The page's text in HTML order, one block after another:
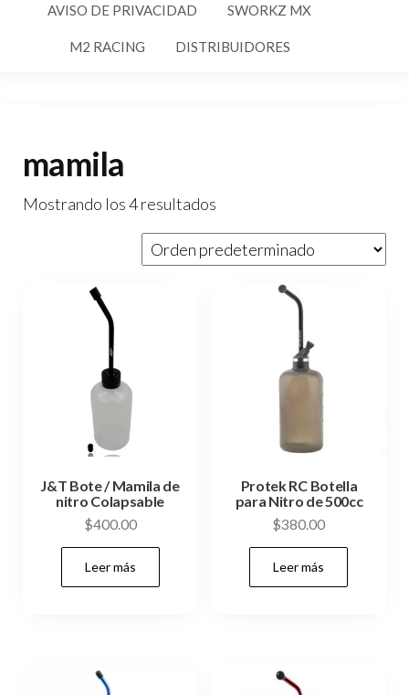
AVISO DE PRIVACIDAD SWORKZ MX
M2 RACING DISTRIBUIDORES
mamila
Mostrando los 4 resultados
J&T Bote / Mamila de
nitro Colapsable
$400.00
Leer más
Protek RC Botella
para Nitro de 500cc
$380.00
Leer más